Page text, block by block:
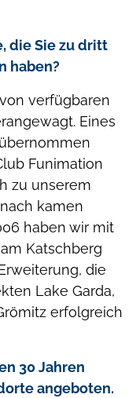
die Sie zu dritt
haben?
verfügbaren
Eines
Funimation
zu unserem
kamen
haben wir mit
Katschberg
die
Lake Garda,
erfolgreich
30 Jahren
angeboten.